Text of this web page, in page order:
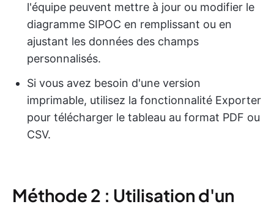
l'équipe peuvent mettre à jour ou modifier le
diagramme SIPOC en remplissant ou en
ajustant les données des champs
personnalisés.
Si vous avez besoin d'une version
imprimable, utilisez la fonctionnalité Exporter
pour télécharger le tableau au format PDF ou
CSV.
Méthode 2 : Utilisation d'un